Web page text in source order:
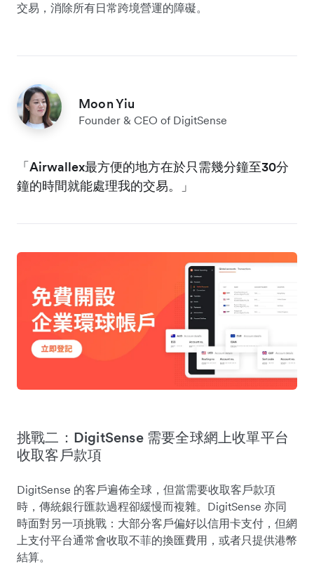
交易，消除所有日常跨境營運的障礙。
Moon Yiu
Founder & CEO of DigitSense
「Airwallex最方便的地方在於只需幾分鐘至30分
鐘的時間就能處理我的交易。」
挑戰二：DigitSense 需要全球網上收單平台
收取客戶款項
DigitSense 的客戶遍佈全球，但當需要收取客戶款項
時，傳統銀行匯款過程卻緩慢而複雜。DigitSense 亦同
時面對另一項挑戰：大部分客戶偏好以信用卡支付，但網
上支付平台通常會收取不菲的換匯費用，或者只提供港幣
結算。